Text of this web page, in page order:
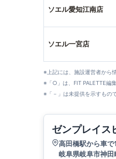
ソエル愛知江南店
ソエル一宮店
※上記には、施設運営者から
※「○」は、FIT PALETTE編
※「－」は未提供を示すもの
ゼンプレイス
高田橋駅から車で
岐阜県岐阜市神